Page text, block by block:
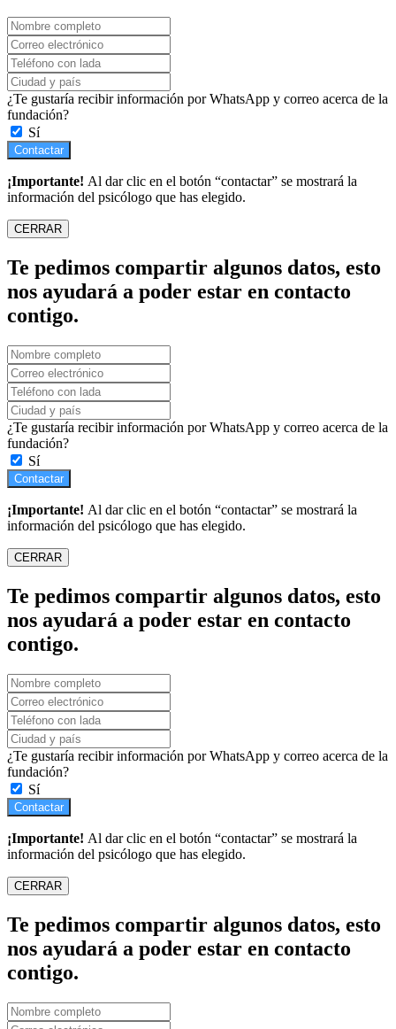
¿Te gustaría recibir información por WhatsApp y correo acerca de la
fundación?
Sí
Contactar
¡Importante! Al dar clic en el botón “contactar” se mostrará la
información del psicólogo que has elegido.
CERRAR
Te pedimos compartir algunos datos, esto
nos ayudará a poder estar en contacto
contigo.
¿Te gustaría recibir información por WhatsApp y correo acerca de la
fundación?
Sí
Contactar
¡Importante! Al dar clic en el botón “contactar” se mostrará la
información del psicólogo que has elegido.
CERRAR
Te pedimos compartir algunos datos, esto
nos ayudará a poder estar en contacto
contigo.
¿Te gustaría recibir información por WhatsApp y correo acerca de la
fundación?
Sí
Contactar
¡Importante! Al dar clic en el botón “contactar” se mostrará la
información del psicólogo que has elegido.
CERRAR
Te pedimos compartir algunos datos, esto
nos ayudará a poder estar en contacto
contigo.